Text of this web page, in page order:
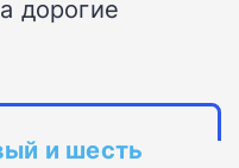
дорогие
и шесть